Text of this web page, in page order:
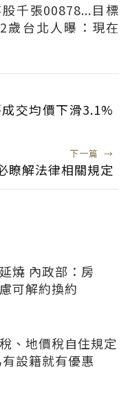
千張00878...目標
歲台北人曝：現在
交均價下滑3.1%
下一篇 →
瞭解法律相關規定
燒 內政部：房
可解約換約
、地價稅自住規定
設籍就有優惠